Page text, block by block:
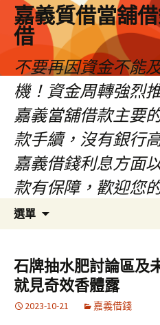
嘉義質借當舖
借
不要再因資金不能
機！資金周轉強烈
嘉義當舖借款主要
款手續，沒有銀行
嘉義借錢利息方面
款有保障，歡迎您
選單
容
區
石牌抽水肥討論區及
就見奇效香體露
2023-10-21 嘉義借錢